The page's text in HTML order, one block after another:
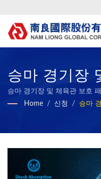
승마 경기장
딩 / ESG 보
승마 경기장 및 체육관 보호
바이오 고무 스폰지 제조업
Home / 신청 / 승마